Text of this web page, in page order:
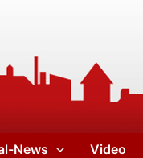
News Video